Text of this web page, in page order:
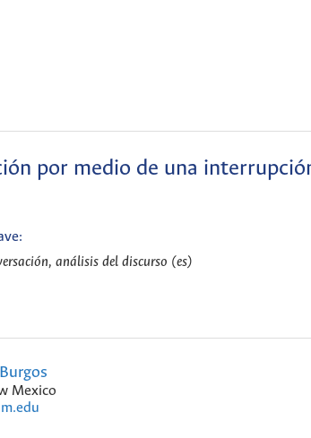
por medio de una
análisis del discurso (es)
Mexico